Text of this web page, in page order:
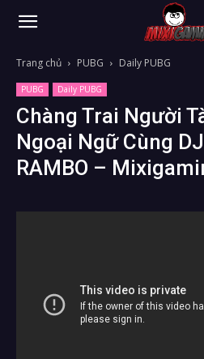
Trang chủ PUBG Daily PUBG
PUBG Daily PUBG
Chàng Trai Người
Ngoại Ngữ Cùng
RAMBO –